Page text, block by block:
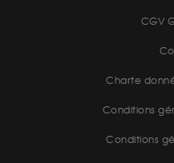
CGV
Charte
Conditions
Conditions